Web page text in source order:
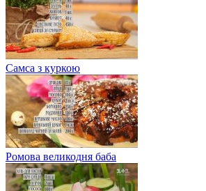
Самса з куркою
Ромова великодня баба